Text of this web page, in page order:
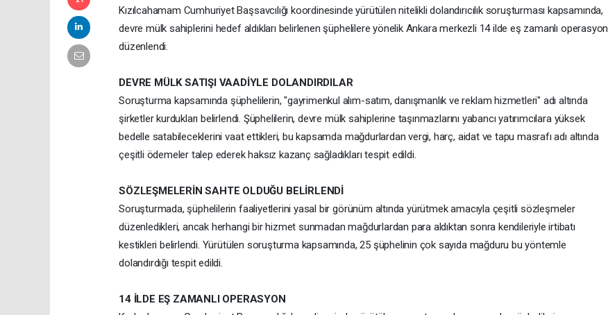
Kızılcahamam Cumhuriyet Başsavcılığı koordinesinde yürütülen nitelikli dolandırıcılık soruşturması kapsamında,
devre mülk sahiplerini hedef aldıkları belirlenen şüphelilere yönelik Ankara merkezli 14 ilde eş zamanlı operasyon
düzenlendi.
DEVRE MÜLK SATIŞI VAADİYLE DOLANDIRDILAR
Soruşturma kapsamında şüphelilerin, "gayrimenkul alım-satım, danışmanlık ve reklam hizmetleri" adı altında
şirketler kurdukları belirlendi. Şüphelilerin, devre mülk sahiplerine taşınmazlarını yabancı yatırımcılara yüksek
bedelle satabileceklerini vaat ettikleri, bu kapsamda mağdurlardan vergi, harç, aidat ve tapu masrafı adı altında
çeşitli ödemeler talep ederek haksız kazanç sağladıkları tespit edildi.
SÖZLEŞMELERİN SAHTE OLDUĞU BELİRLENDİ
Soruşturmada, şüphelilerin faaliyetlerini yasal bir görünüm altında yürütmek amacıyla çeşitli sözleşmeler
düzenledikleri, ancak herhangi bir hizmet sunmadan mağdurlardan para aldıktan sonra kendileriyle irtibatı
kestikleri belirlendi. Yürütülen soruşturma kapsamında, 25 şüphelinin çok sayıda mağduru bu yöntemle
dolandırdığı tespit edildi.
14 İLDE EŞ ZAMANLI OPERASYON